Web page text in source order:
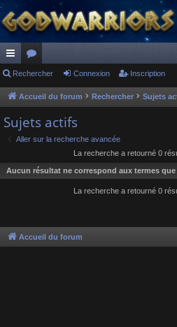
ac
co
ur
ci
or
u
s
Rechercher Connexion Inscription
Accueil du forum Rechercher Sujets
Sujets actifs
Aller sur la recherche avancée
La recherche a retourné 0
Aucun résultat ne correspond aux termes
La recherche a retourné 0
Accueil du forum